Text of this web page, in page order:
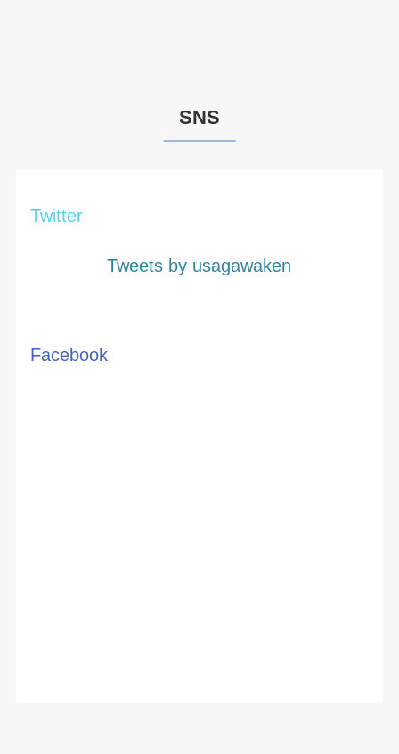
SNS
Twitter
Tweets by usagawaken
Facebook